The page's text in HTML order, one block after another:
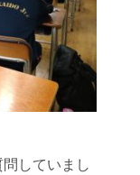
していまし